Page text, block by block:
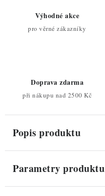
Výhodné akce
pro věrné zákazníky
Doprava zdarma
při nákupu nad 2500 Kč
Popis produktu
Parametry produktu